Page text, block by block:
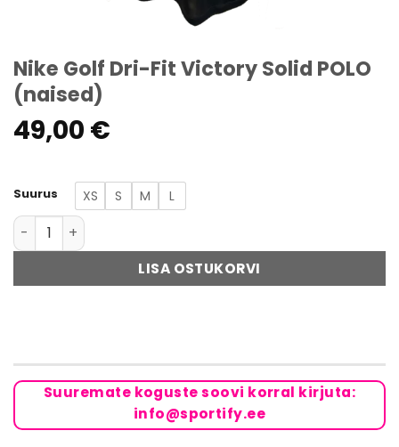
Nike Golf Dri-Fit Victory Solid POLO
(naised)
49,00 €
Suurus XS S M
L
Nike Golf Dri-Fit Victory Solid POLO (naised) kogus
LISA OSTUKORVI
Suuremate koguste soovi korral kirjuta:
info@sportify.ee